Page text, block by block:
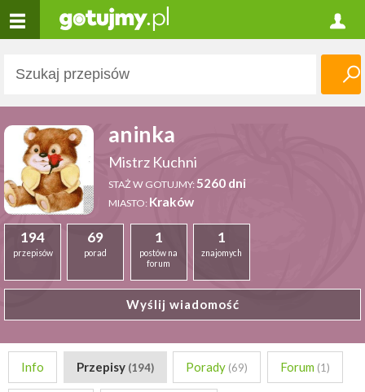
aninka
Mistrz Kuchni
STAŻ W GOTUJMY:5260 dni
MIASTO: Kraków
194
przepisów
69
porad
1
postów na
forum
1
znajomych
Wyślij wiadomość
Info Przepisy (194) Porady (69) Forum (1)